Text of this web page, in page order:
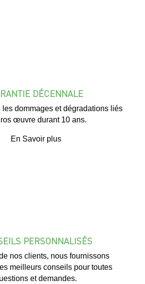
DÉCENNALE
les dommages et dégradations liés
œuvre durant 10 ans.
En Savoir plus
PERSONNALISÉS
nos clients, nous fournissons
meilleurs conseils pour toutes
et demandes.